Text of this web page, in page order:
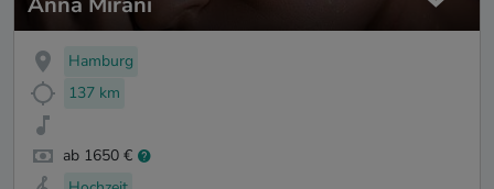
Hamburg
137 km
ab 1650 €